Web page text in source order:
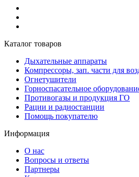
Каталог товаров
Дыхательные аппараты
Компрессоры, зап. части для
Огнетушители
Горноспасательное
Противогазы и продукция ГО
Рации и радиостанции
Помощь покупателю
Информация
О нас
Вопросы и ответы
Партнеры